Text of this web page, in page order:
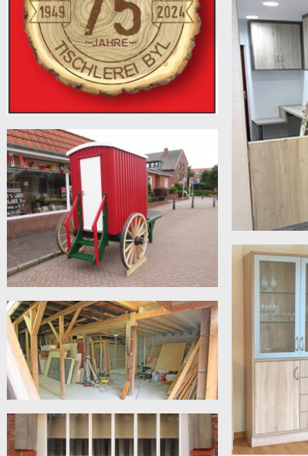
SAVE THE DATE
Ein Grund zum Feiern ! Im September 2024 war
es soweit,...
Deutschland
REZEPTION
BADEKARRE
Mal was anderes: Zwei traditionelle Badekarren
entstehen in unserer Werkstatt ! Nach...
LAGER ERWEITERUNG
180 qm Lagerfläche werden auf 2 Ebenen
umstrukturiert: Nachdem bereits vor einigen...